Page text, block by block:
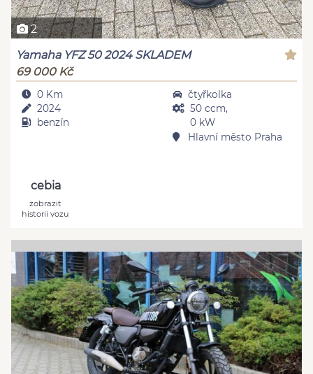
2
Yamaha YFZ 50 2024 SKLADEM
69 000 Kč
0 Km
2024
benzín
čtyřkolka
50 ccm,
0 kW
Hlavní město Praha
cebia
zobrazit
historii vozu